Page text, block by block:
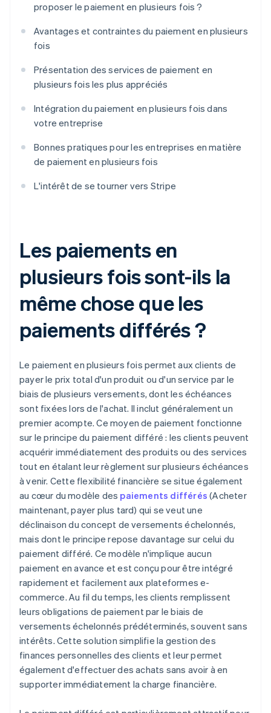
proposer le paiement en plusieurs fois ?
Avantages et contraintes du paiement en plusieurs
fois
Présentation des services de paiement en
plusieurs fois les plus appréciés
Intégration du paiement en plusieurs fois dans
votre entreprise
Bonnes pratiques pour les entreprises en matière
de paiement en plusieurs fois
L'intérêt de se tourner vers Stripe
Les paiements en
plusieurs fois sont-ils la
même chose que les
paiements différés ?
Le paiement en plusieurs fois permet aux clients de
payer le prix total d'un produit ou d'un service par le
biais de plusieurs versements, dont les échéances
sont fixées lors de l'achat. Il inclut généralement un
premier acompte. Ce moyen de paiement fonctionne
sur le principe du paiement différé : les clients peuvent
acquérir immédiatement des produits ou des services
tout en étalant leur règlement sur plusieurs échéances
à venir. Cette flexibilité financière se situe également
au cœur du modèle des paiements différés (Acheter
maintenant, payer plus tard) qui se veut une
déclinaison du concept de versements échelonnés,
mais dont le principe repose davantage sur celui du
paiement différé. Ce modèle n'implique aucun
paiement en avance et est conçu pour être intégré
rapidement et facilement aux plateformes e-
commerce. Au fil du temps, les clients remplissent
leurs obligations de paiement par le biais de
versements échelonnés prédéterminés, souvent sans
intérêts. Cette solution simplifie la gestion des
finances personnelles des clients et leur permet
également d'effectuer des achats sans avoir à en
supporter immédiatement la charge financière.